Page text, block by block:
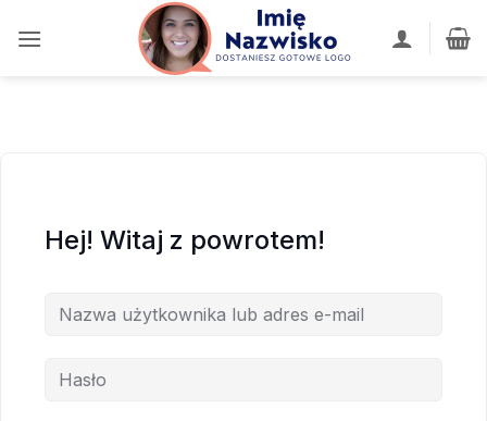
Hej! Witaj z powrotem!